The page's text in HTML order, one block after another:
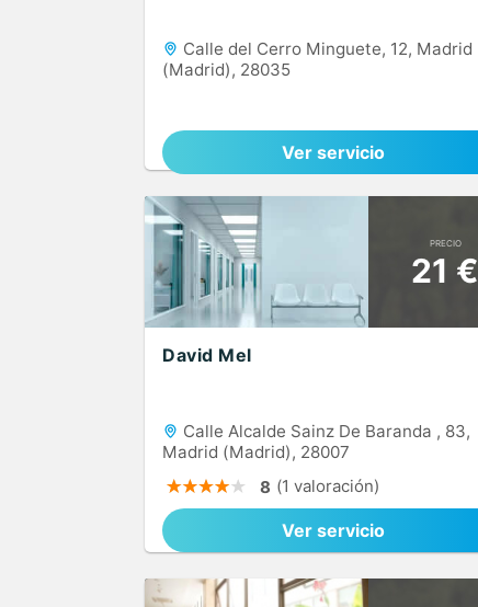
Calle del Cerro Minguete, 12, Madrid
(Madrid), 28035
Ver servicio
PRECIO
21 €
David Mel
Calle Alcalde Sainz De Baranda , 83,
Madrid (Madrid), 28007
8 (1 valoración)
Ver servicio